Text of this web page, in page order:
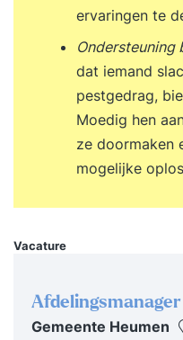
ervaringen te
Ondersteuning
dat iemand
pestgedrag,
Moedig hen
ze doormaken
mogelijke
Vacature
Afdelingsmanager
Gemeente Heumen